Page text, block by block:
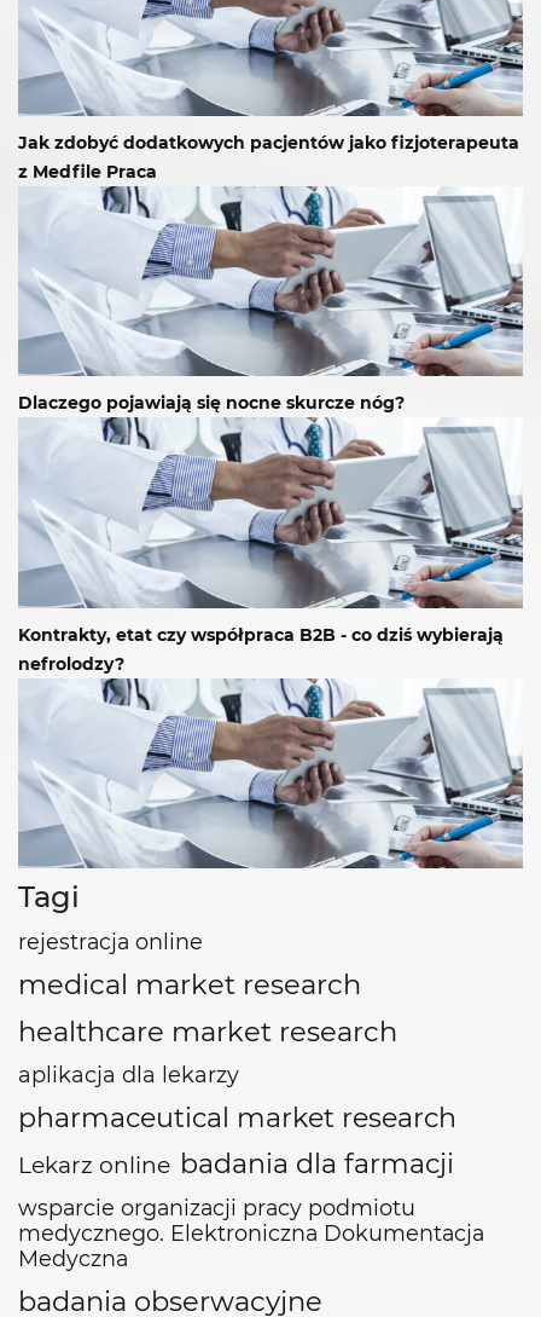
Jak zdobyć dodatkowych pacjentów jako fizjoterapeuta
z Medfile Praca
Dlaczego pojawiają się nocne skurcze nóg?
Kontrakty, etat czy współpraca B2B - co dziś wybierają
nefrolodzy?
Tagi
rejestracja online
medical market research
healthcare market research
aplikacja dla lekarzy
pharmaceutical market research
Lekarz online badania dla farmacji
wsparcie organizacji pracy podmiotu
medycznego. Elektroniczna Dokumentacja
Medyczna
badania obserwacyjne